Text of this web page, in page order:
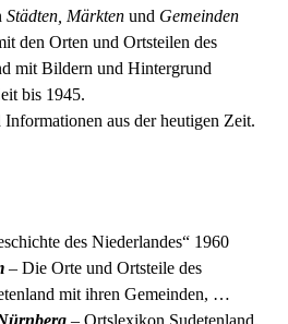
Städten, Märkten und Gemeinden
den Orten und Ortsteilen des
mit Bildern und Hintergrund
bis 1945.
aus der heutigen Zeit.
des Niederlandes“ 1960
– Die Orte und Ortsteile des
mit ihren Gemeinden, …